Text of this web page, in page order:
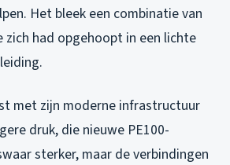
Het bleek een combinatie van
zich had opgehoopt in een lichte
met zijn moderne infrastructuur
druk, die nieuwe PE100-
sterker, maar de verbindingen